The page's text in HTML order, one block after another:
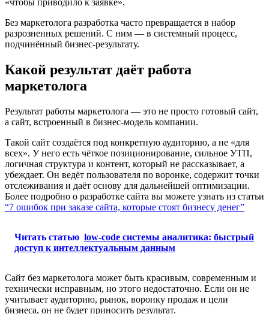
«чтобы приводило к заявке».
Без маркетолога разработка часто превращается в набор
разрозненных решений. С ним — в системный процесс,
подчинённый бизнес-результату.
Какой результат даёт работа
маркетолога
Результат работы маркетолога — это не просто готовый сайт,
а сайт, встроенный в бизнес-модель компании.
Такой сайт создаётся под конкретную аудиторию, а не «для
всех». У него есть чёткое позиционирование, сильное УТП,
логичная структура и контент, который не рассказывает, а
убеждает. Он ведёт пользователя по воронке, содержит точки
отслеживания и даёт основу для дальнейшей оптимизации.
Более подробно о разработке сайта вы можете узнать из статьи
“7 ошибок при заказе сайта, которые стоят бизнесу денег”
Читать статью low-code системы аналитика: быстрый
доступ к интеллектуальным данным
Сайт без маркетолога может быть красивым, современным и
технически исправным, но этого недостаточно. Если он не
учитывает аудиторию, рынок, воронку продаж и цели
бизнеса, он не будет приносить результат.